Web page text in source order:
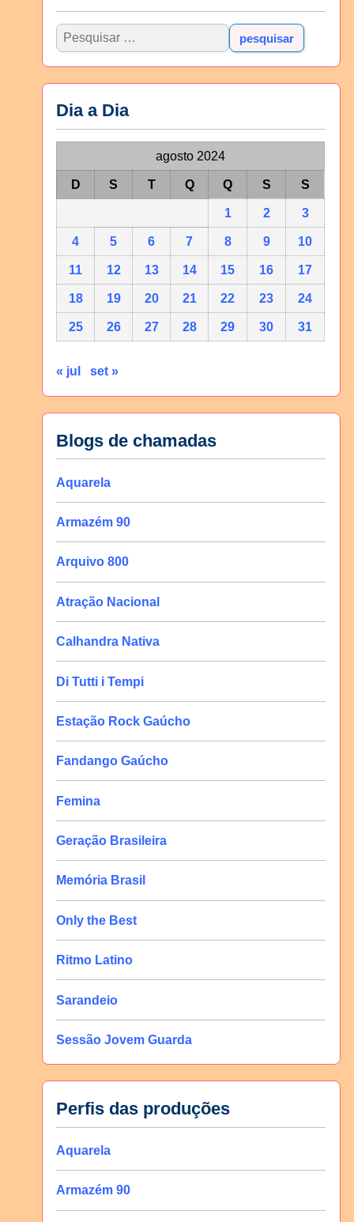
Dia a Dia
agosto 2024
D S T Q Q S S
1 2 3
4 5 6 7 8 9 10
11 12 13 14 15 16 17
18 19 20 21 22 23 24
25 26 27 28 29 30 31
« jul set »
Blogs de chamadas
Aquarela
Armazém 90
Arquivo 800
Atração Nacional
Calhandra Nativa
Di Tutti i Tempi
Estação Rock Gaúcho
Fandango Gaúcho
Femina
Geração Brasileira
Memória Brasil
Only the Best
Ritmo Latino
Sarandeio
Sessão Jovem Guarda
Perfis das produções
Aquarela
Armazém 90